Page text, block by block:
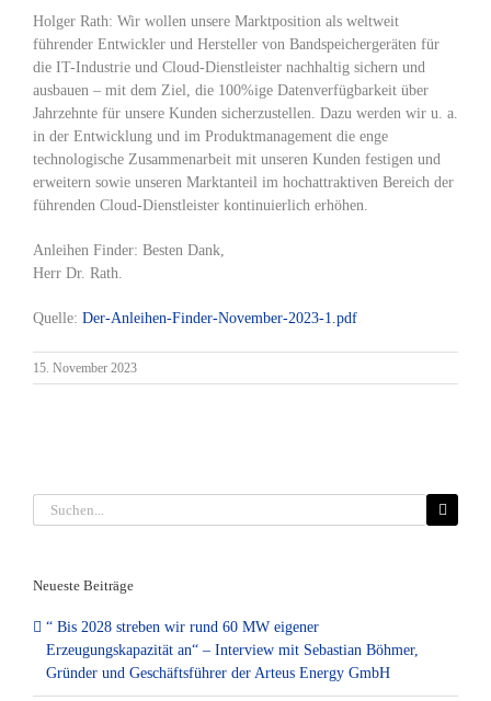
Holger Rath: Wir wollen unsere Marktposition als weltweit
führender Entwickler und Hersteller von Bandspeichergeräten für
die IT-Industrie und Cloud-Dienstleister nachhaltig sichern und
ausbauen – mit dem Ziel, die 100%ige Datenverfügbarkeit über
Jahrzehnte für unsere Kunden sicherzustellen. Dazu werden wir u. a.
in der Entwicklung und im Produktmanagement die enge
technologische Zusammenarbeit mit unseren Kunden festigen und
erweitern sowie unseren Marktanteil im hochattraktiven Bereich der
führenden Cloud-Dienstleister kontinuierlich erhöhen.
Anleihen Finder: Besten Dank,
Herr Dr. Rath.
Quelle: Der-Anleihen-Finder-November-2023-1.pdf
15. November 2023
Suche
nach:
Neueste Beiträge
“ Bis 2028 streben wir rund 60 MW eigener
Erzeugungskapazität an“ – Interview mit Sebastian Böhmer,
Gründer und Geschäftsführer der Arteus Energy GmbH